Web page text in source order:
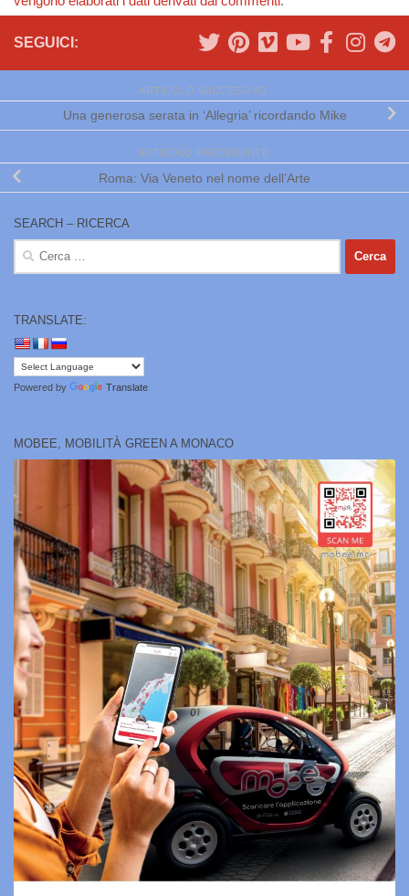
SEGUICI:
ARTICOLO SUCCESSIVO
Una generosa serata in ‘Allegria’ ricordando Mike
ARTICOLO PRECEDENTE
Roma: Via Veneto nel nome dell’Arte
SEARCH – RICERCA
Ricerca
TRANSLATE:
Powered by Translate
MOBEE, MOBILITÀ GREEN A MONACO